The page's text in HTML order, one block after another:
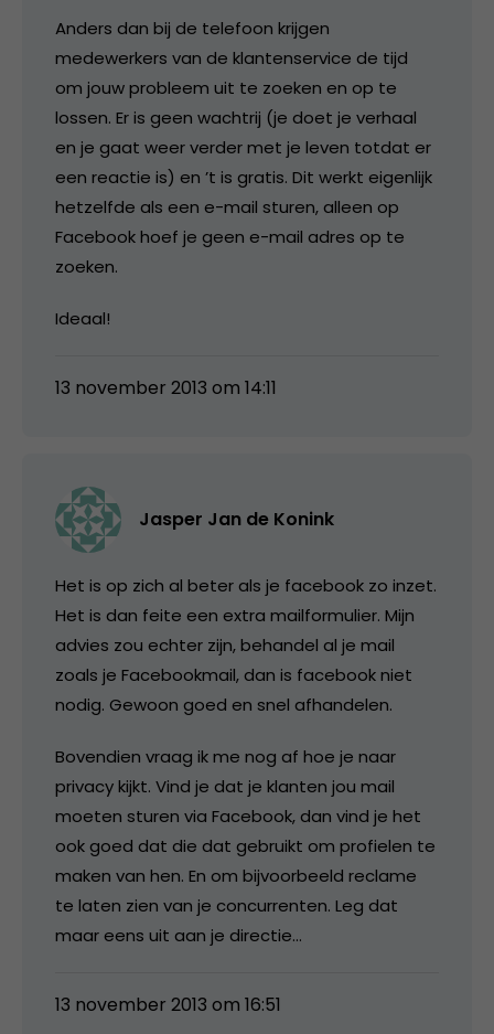
Anders dan bij de telefoon krijgen
medewerkers van de klantenservice de tijd
om jouw probleem uit te zoeken en op te
lossen. Er is geen wachtrij (je doet je verhaal
en je gaat weer verder met je leven totdat er
een reactie is) en ’t is gratis. Dit werkt eigenlijk
hetzelfde als een e-mail sturen, alleen op
Facebook hoef je geen e-mail adres op te
zoeken.
Ideaal!
13 november 2013 om 14:11
Jasper Jan de Konink
Het is op zich al beter als je facebook zo inzet.
Het is dan feite een extra mailformulier. Mijn
advies zou echter zijn, behandel al je mail
zoals je Facebookmail, dan is facebook niet
nodig. Gewoon goed en snel afhandelen.
Bovendien vraag ik me nog af hoe je naar
privacy kijkt. Vind je dat je klanten jou mail
moeten sturen via Facebook, dan vind je het
ook goed dat die dat gebruikt om profielen te
maken van hen. En om bijvoorbeeld reclame
te laten zien van je concurrenten. Leg dat
maar eens uit aan je directie…
13 november 2013 om 16:51